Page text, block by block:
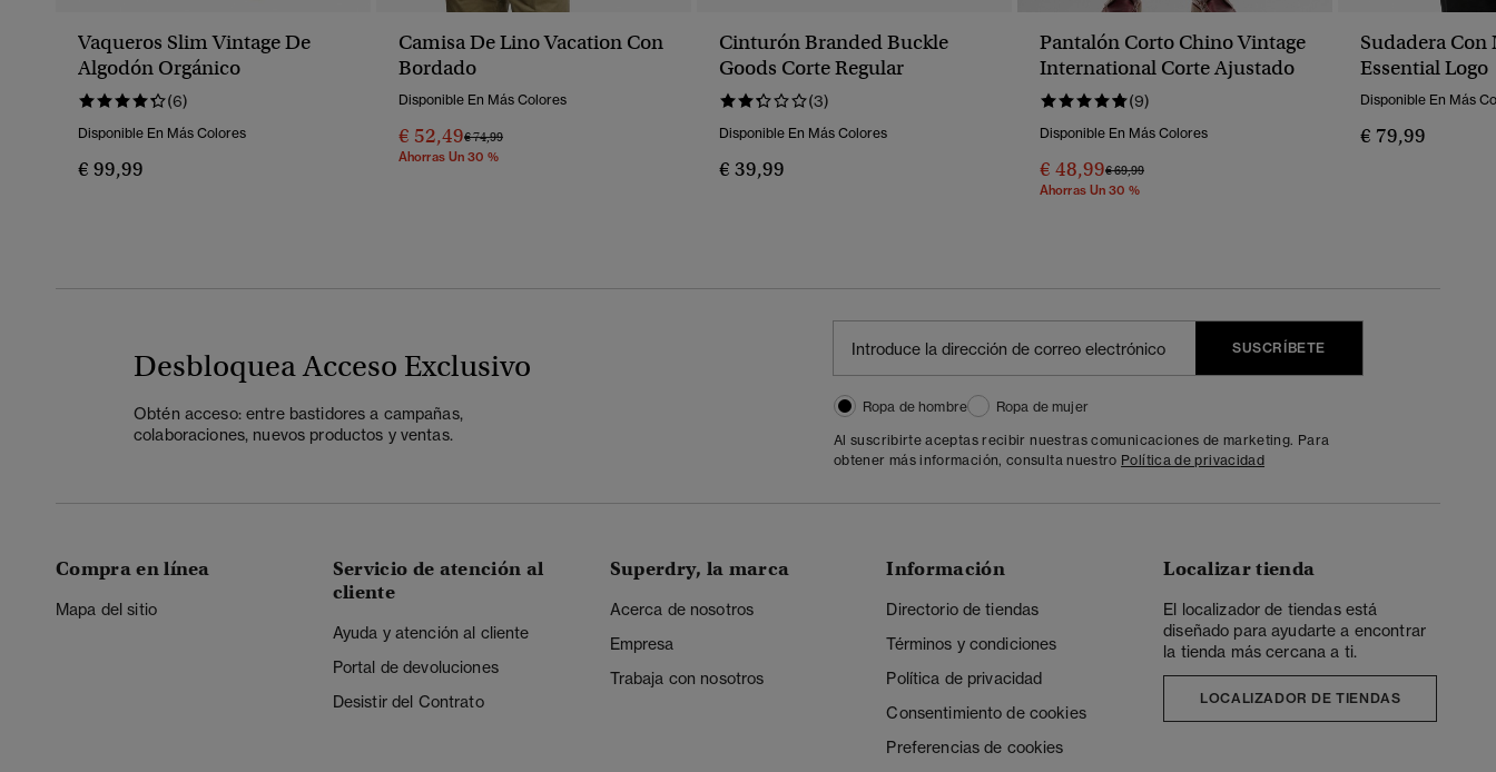
Vaqueros Slim Vintage De
Algodón Orgánico
(6)
Disponible En Más Colores
€ 99,99
Camisa De Lino Vacation Con
Bordado
Disponible En Más Colores
€ 52,49Precio Rebajado De
€ 74,99A
Ahorras Un 30 %
Cinturón Branded Buckle
Goods Corte Regular
(3)
Disponible En Más Colores
€ 39,99
Pantalón Corto Chino Vintage
International Corte Ajustado
(9)
Disponible En Más Colores
€ 48,99Precio Rebajado De
€ 69,99A
Ahorras Un 30 %
Sudadera
Essential Logo
Disponible En Más
€ 79,99
Desbloquea Acceso Exclusivo
Obtén acceso: entre bastidores a campañas,
colaboraciones, nuevos productos y ventas.
SUSCRÍBETE
Ropa de hombre
Ropa de mujer
Al suscribirte aceptas recibir nuestras comunicaciones de marketing. Para
obtener más información, consulta nuestro Política de privacidad
Compra en línea
Mapa del sitio
Servicio de atención al
cliente
Ayuda y atención al cliente
Portal de devoluciones
Desistir del Contrato
Superdry, la marca
Acerca de nosotros
Empresa
Trabaja con nosotros
Información
Directorio de tiendas
Términos y condiciones
Política de privacidad
Consentimiento de cookies
Preferencias de cookies
Localizar tienda
El localizador de tiendas está
diseñado para ayudarte a encontrar
la tienda más cercana a ti.
LOCALIZADOR DE TIENDAS